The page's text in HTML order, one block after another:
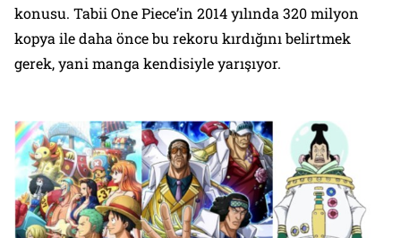
konusu. Tabii One Piece’in 2014 yılında 320 milyon
kopya ile daha önce bu rekoru kırdığını belirtmek
gerek, yani manga kendisiyle yarışıyor.